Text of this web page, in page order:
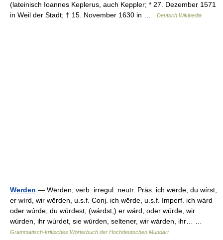
(lateinisch Ioannes Keplerus, auch Keppler; * 27. Dezember 1571
in Weil der Stadt; † 15. November 1630 in …
Deutsch Wikipedia
Werden — Wērden, verb. irregul. neutr. Präs. ich wērde, du wírst,
er wírd, wir wērden, u.s.f. Conj. ich wērde, u.s.f. Imperf. ich wárd
oder wúrde, du wúrdest, (wárdst,) er wárd, oder wúrde, wir
wúrden, ihr wúrdet, sie wúrden, seltener, wir wárden, ihr… …
Grammatisch-kritisches Wörterbuch der Hochdeutschen Mundart